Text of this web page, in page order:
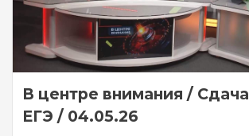
В центре внимания /
ЕГЭ / 04.05.26